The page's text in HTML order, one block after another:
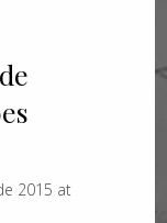
2015 at